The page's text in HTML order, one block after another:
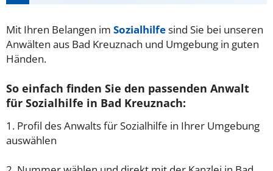
Mit Ihren Belangen im Sozialhilfesind Sie bei unseren
Anwälten aus Bad Kreuznach und Umgebung in guten
Händen.
So einfach finden Sie den passenden Anwalt
für Sozialhilfe in Bad Kreuznach:
1. Profil des Anwalts für Sozialhilfe in Ihrer Umgebung
auswählen